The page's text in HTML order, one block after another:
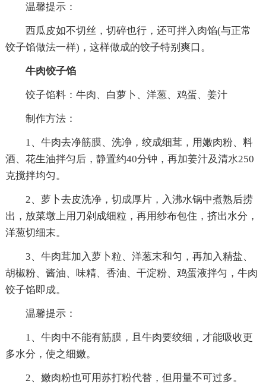
温馨提示：
西瓜皮如不切丝，切碎也行，还可拌入肉馅(与正常
饺子馅做法一样)，这样做成的饺子特别爽口。
牛肉饺子馅
饺子馅料：牛肉、白萝卜、洋葱、鸡蛋、姜汁
制作方法：
1、牛肉去净筋膜、洗净，绞成细茸，用嫩肉粉、料
酒、花生油拌匀后，静置约40分钟，再加姜汁及清水250
克搅拌均匀。
2、萝卜去皮洗净，切成厚片，入沸水锅中煮熟后捞
出，放菜墩上用刀剁成细粒，再用纱布包住，挤出水分，
洋葱切细末。
3、牛肉茸加入萝卜粒、洋葱末和匀，再加入精盐、
胡椒粉、酱油、味精、香油、干淀粉、鸡蛋液拌匀，牛肉
饺子馅即成。
温馨提示：
1、牛肉中不能有筋膜，且牛肉要绞细，才能吸收更
多水分，使之细嫩。
2、嫩肉粉也可用苏打粉代替，但用量不可过多。